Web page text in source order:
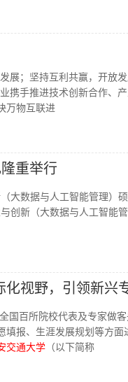
展；坚持互利共赢，开放
携手推进技术创新合作、
万物互联进
重举行
大数据与人工智能管理）
创新（大数据与人工智能
化视野，引领新兴
国百所院校代表及专家做客
填报、生涯发展规划等方面
交通大学 （以下简称